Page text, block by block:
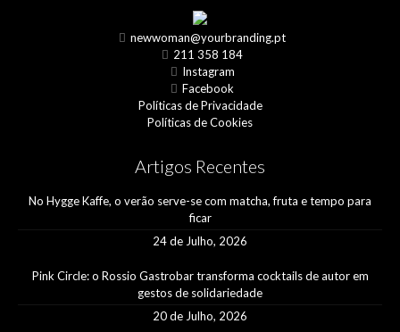
newwoman@yourbranding.pt
211 358 184
Instagram
Facebook
Políticas de Privacidade
Políticas de Cookies
Artigos Recentes
No Hygge Kaffe, o verão serve-se com matcha, fruta e tempo para
ficar
24 de Julho, 2026
Pink Circle: o Rossio Gastrobar transforma cocktails de autor em
gestos de solidariedade
20 de Julho, 2026